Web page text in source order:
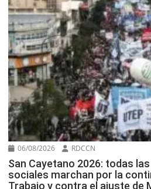
06/08/2026 RDCCN
San Cayetano 2026: todas
sociales marchan por la
Trabajo y contra el ajuste de